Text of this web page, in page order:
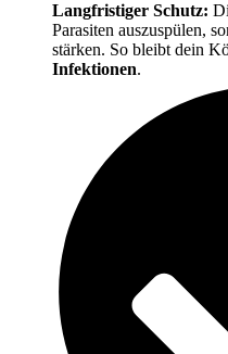
Langfristiger Schutz:
Parasiten auszuspülen,
stärken. So bleibt dein
Infektionen.